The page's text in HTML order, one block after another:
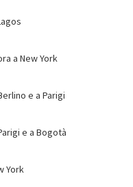
a New York
e a Parigi
e a Bogotà
York